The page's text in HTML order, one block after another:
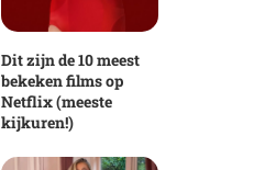
Dit zijn de 10 meest
bekeken films op
Netflix (meeste
kijkuren!)